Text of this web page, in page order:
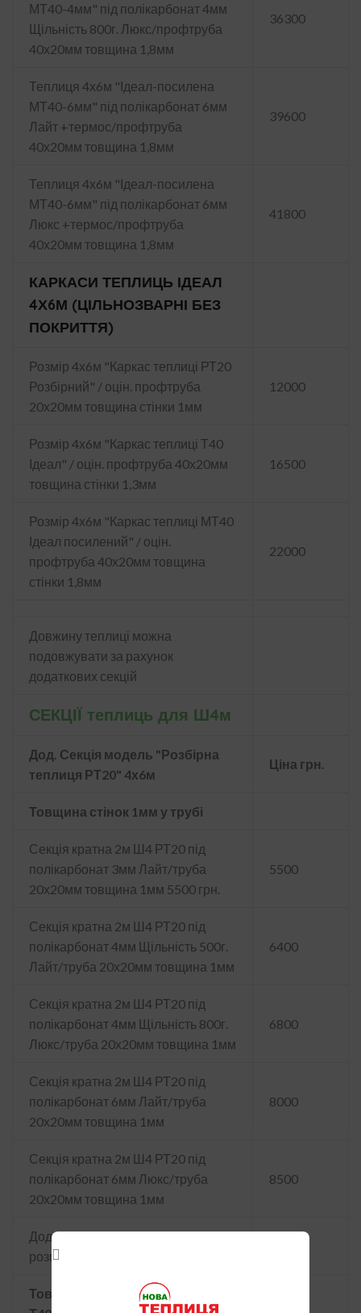
МТ40-4мм" під полікарбонат 4мм
Щільність 800г. Люкс/профтруба
40х20мм товщина 1,8мм
36300
Теплиця 4х6м "Ідеал-посилена
МТ40-6мм" під полікарбонат 6мм
Лайт +термос/профтруба
40х20мм товщина 1,8мм
39600
Теплиця 4х6м "Ідеал-посилена
МТ40-6мм" під полікарбонат 6мм
Люкс +термос/профтруба
40х20мм товщина 1,8мм
41800
КАРКАСИ ТЕПЛИЦЬ ІДЕАЛ
4Х6М (ЦІЛЬНОЗВАРНІ БЕЗ
ПОКРИТТЯ)
Розмір 4х6м "Каркас теплиці РТ20
Розбірний" / оцін. профтруба
20х20мм товщина стінки 1мм
12000
Розмір 4х6м "Каркас теплиці Т40
Ідеал" / оцін. профтруба 40х20мм
товщина стінки 1,3мм
16500
Розмір 4х6м "Каркас теплиці МТ40
Ідеал посилений" / оцін.
профтруба 40х20мм товщина
стінки 1,8мм
22000
Довжину теплиці можна
подовжувати за рахунок
додаткових секцій
СЕКЦІЇ теплиць для Ш4м
Дод. Секція модель "Розбірна
теплиця РТ20" 4х6м
Ціна грн.
Товщина стінок 1мм у трубі
Секція кратна 2м Ш4 РТ20 під
полікарбонат 3мм Лайт/труба
20х20мм товщина 1мм 5500 грн.
5500
Секція кратна 2м Ш4 РТ20 під
полікарбонат 4мм Щільність 500г.
Лайт/труба 20х20мм товщина 1мм
6400
Секція кратна 2м Ш4 РТ20 під
полікарбонат 4мм Щільність 800г.
Люкс/труба 20х20мм товщина 1мм
6800
Секція кратна 2м Ш4 РТ20 під
полікарбонат 6мм Лайт/труба
20х20мм товщина 1мм
8000
Секція кратна 2м Ш4 РТ20 під
полікарбонат 6мм Люкс/труба
20х20мм товщина 1мм
8500
Дод. Секції моделі "Ідеал Т40" до
розміру 4х6м
Товщина стінок 1,3мм у трубі